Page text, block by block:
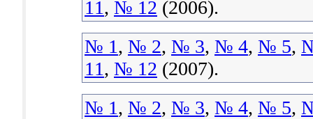
11, № 12 (2006).
№ 1, № 2, № 3, № 4, № 5,
11, № 12 (2007).
№ 1, № 2, № 3, № 4, № 5,